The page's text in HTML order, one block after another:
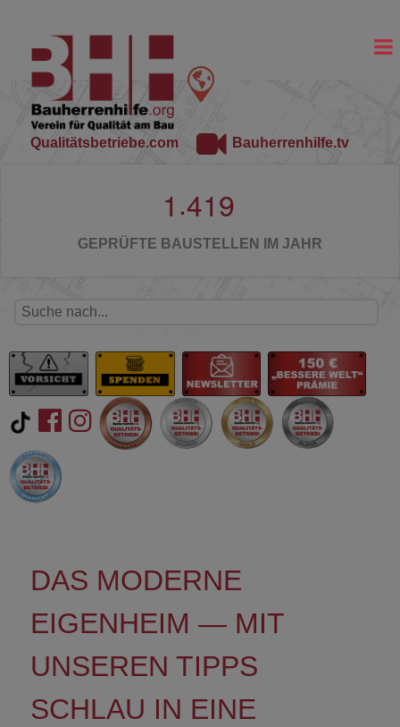
Qualitätsbetriebe.com Bauherrenhilfe.tv
1 .419
GEPRÜFTE BAUSTELLEN IM JAHR
DAS MODERNE
EIGENHEIM — MIT
UNSEREN TIPPS
SCHLAU IN EINE